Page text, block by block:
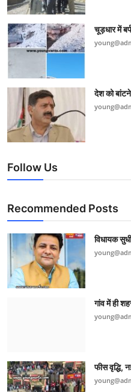
चूड़धार में
देश को
Follow Us
Recommended Posts
विधायक
गांव में ही
फीस वृद्धि,